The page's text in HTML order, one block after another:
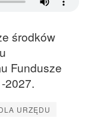
środków
Fundusze
2027.
URZĘDU